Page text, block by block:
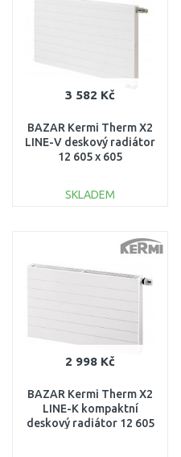
3 582 Kč
BAZAR Kermi Therm X2
LINE-V deskový radiátor
12 605 x 605
SKLADEM
2 998 Kč
BAZAR Kermi Therm X2
LINE-K kompaktní
deskový radiátor 12 605